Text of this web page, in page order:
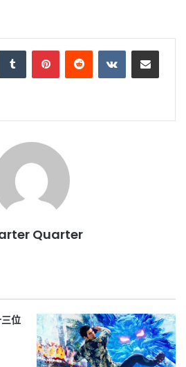
Tumblr PinterestReddit VKontakteShare via Email
Quarter
位